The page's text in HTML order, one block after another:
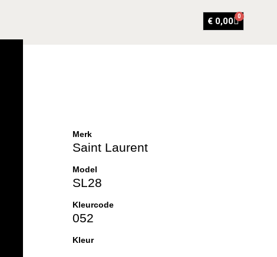
€ 0,00 0
Merk
Saint Laurent
Model
SL28
Kleurcode
052
Kleur